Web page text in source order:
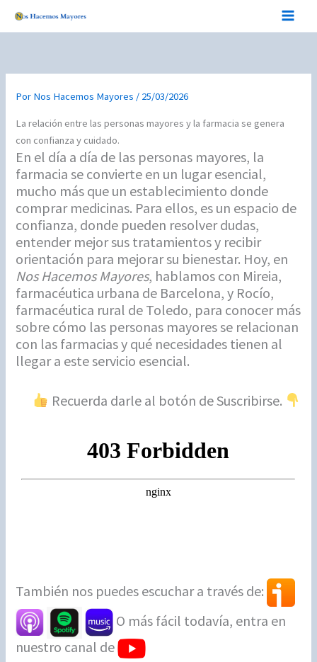
Por Nos Hacemos Mayores / 25/03/2026
La relación entre las personas mayores y la farmacia se genera
con confianza y cuidado.
En el día a día de las personas mayores, la
farmacia se convierte en un lugar esencial,
mucho más que un establecimiento donde
comprar medicinas. Para ellos, es un espacio de
confianza, donde pueden resolver dudas,
entender mejor sus tratamientos y recibir
orientación para mejorar su bienestar. Hoy, en
Nos Hacemos Mayores, hablamos con Mireia,
farmacéutica urbana de Barcelona, y Rocío,
farmacéutica rural de Toledo, para conocer más
sobre cómo las personas mayores se relacionan
con las farmacias y qué necesidades tienen al
llegar a este servicio esencial.
Recuerda darle al botón de Suscribirse.
También nos puedes escuchar a través de:
O más fácil todavía, entra en
nuestro canal de